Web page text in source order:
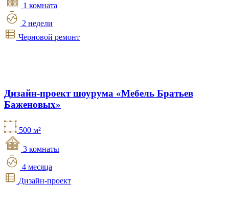
1 комната
2 недели
Черновой ремонт
Дизайн-проект шоурума «Мебель Братьев
Баженовых»
500 м²
3 комнаты
4 месяца
Дизайн-проект